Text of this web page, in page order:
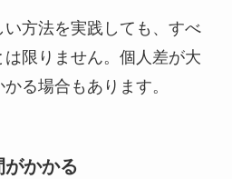
方法を実践しても、すべ
限りません。個人差が大
る場合もあります。
かかる